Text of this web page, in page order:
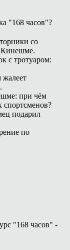
"168 часов"?
со
Кинешме.
с тротуаром:
при чём
спортсменов?
подарил
по
"168 часов" -